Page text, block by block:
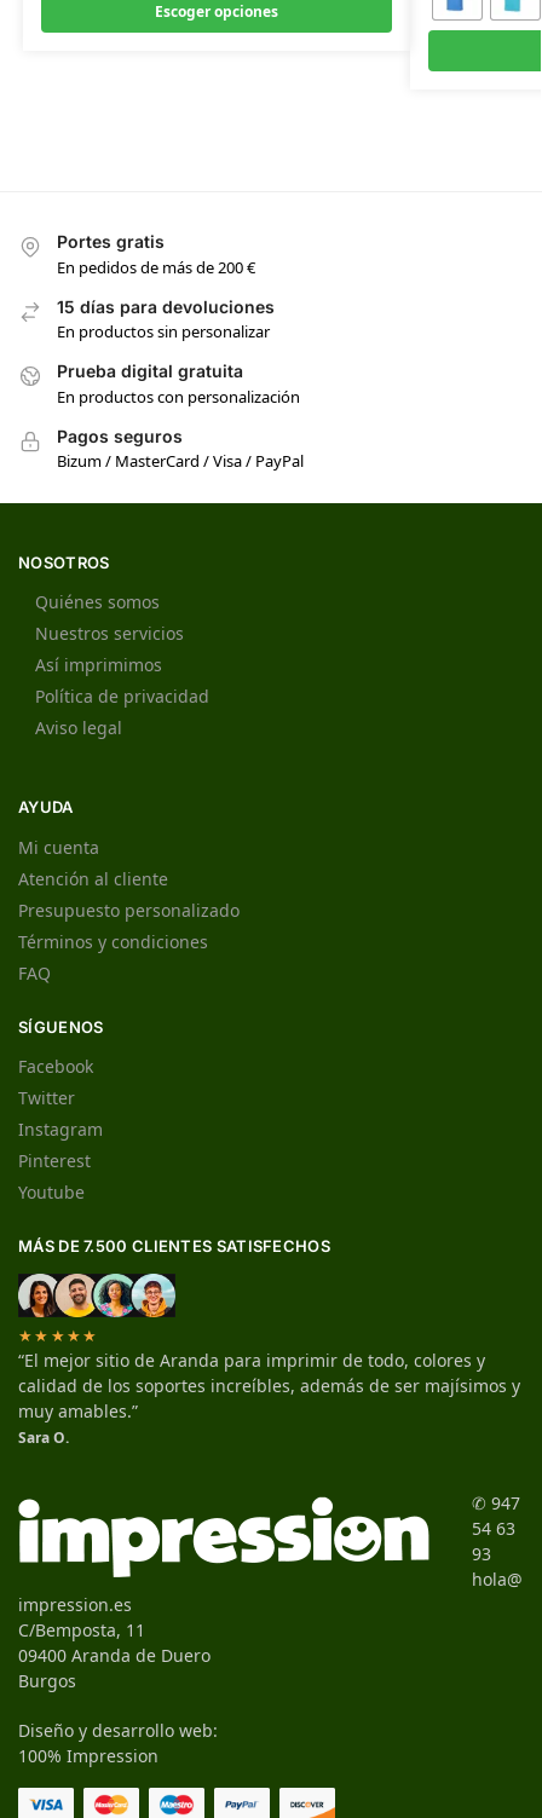
Escoger opciones
Portes gratis
En pedidos de más de 200 €
15 días para devoluciones
En productos sin personalizar
Prueba digital gratuita
En productos con personalización
Pagos seguros
Bizum / MasterCard / Visa / PayPal
NOSOTROS
Quiénes somos
Nuestros servicios
Así imprimimos
Política de privacidad
Aviso legal
AYUDA
Mi cuenta
Atención al cliente
Presupuesto personalizado
Términos y condiciones
FAQ
SÍGUENOS
Facebook
Twitter
Instagram
Pinterest
Youtube
MÁS DE 7.500 CLIENTES SATISFECHOS
★★★★★
“El mejor sitio de Aranda para imprimir de todo, colores y
calidad de los soportes increíbles, además de ser majísimos y
muy amables.”
Sara O.
✆ 947
54 63
93
hola@
impression.es
C/Bemposta, 11
09400 Aranda de Duero
Burgos
Diseño y desarrollo web:
100% Impression